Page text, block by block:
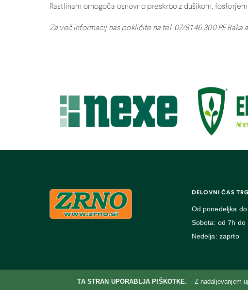
Rastlinam omogoča osnovno preskrbo z dušikom,
Za več informacij nas pokličite na tel. 07/81 46 300 PE Raka
DELOVNI ČAS
Od ponedeljka
Sobota: od 7h do
Nedelja: zaprto
TA STRAN UPORABLJA PIŠKOTKE. Z nadaljevanjem